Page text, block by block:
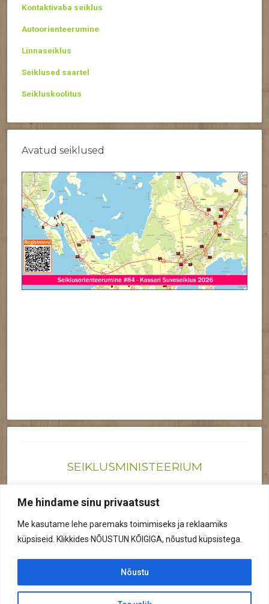
Me hindame sinu privaatsust
Me kasutame lehe paremaks toimimiseks ja reklaamiks
küpsiseid. Klikkides NÕUSTUN KÕIGIGA, nõustud küpsistega.
Nõustu
Kontaktivaba seiklus
Autoorienteerumine
Linnaseiklus
Seiklused saartel
Seikluskoolitus
Avatud seiklused
SEIKLUSMINISTEERIUM
Reg nr: 12041719